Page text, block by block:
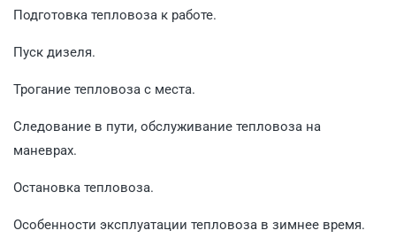
Подготовка тепловоза к работе.
Пуск дизеля.
Трогание тепловоза с места.
Следование в пути, обслуживание тепловоза на
маневрах.
Остановка тепловоза.
Особенности эксплуатации тепловоза в зимнее время.